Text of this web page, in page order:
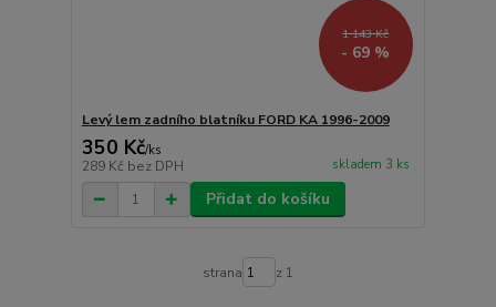
1 143 Kč
- 69 %
Levý lem zadního blatníku FORD KA 1996-2009
350 Kč/ks
289 Kč bez DPH skladem 3 ks
Přidat do košíku
strana z 1